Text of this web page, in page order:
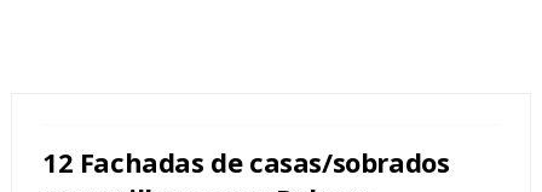
12 Fachadas de casas/sobrados